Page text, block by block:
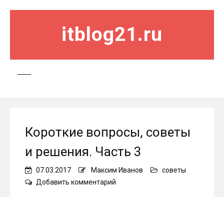
itblog21.ru
Короткие вопросы, советы
и решения. Часть 3
07.03.2017 Максим Иванов
советы
Добавить комментарий